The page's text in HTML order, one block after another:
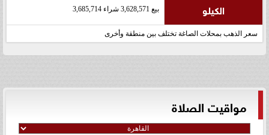
الكيلو بيع 3,628,571 شراء 3,685,714
سعر الذهب بمحلات الصاغة تختلف بين منطقة وأخرى
مواقيت الصلاة